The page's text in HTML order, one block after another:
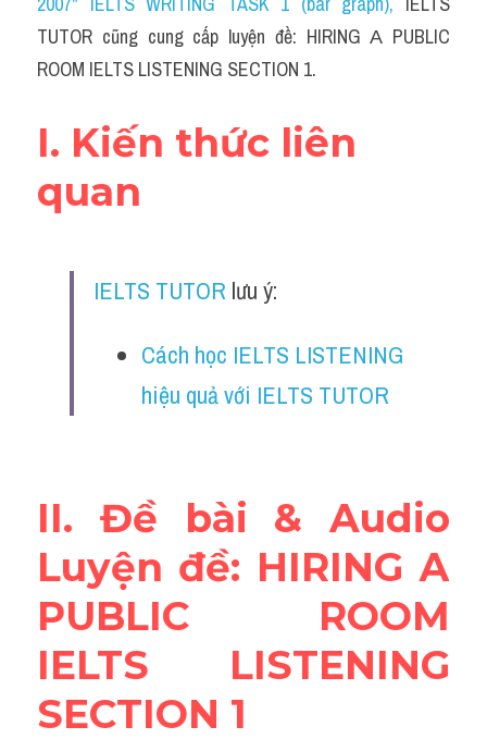
Cam
Series luyện nghe Tiếng Anh cùng IELTS T
Environment
Technology
IELTS Advice
Listening
Reading
Đề thi thật IELTS
Vocabulary
Education
Business
TUTOR cũng cung cấp luyện đề: HIRING А PUBLIC
ROOM IELTS LISTENING SECTION 1.
I. Kiến thức liên
quan
IELTS TUTOR lưu ý:
Cách học IELTS LISTENING
hiệu quả với IELTS TUTOR
II. Đề bài & Audio
Luyện đề: HIRING А
PUBLIC ROOM
IELTS LISTENING
SECTION 1